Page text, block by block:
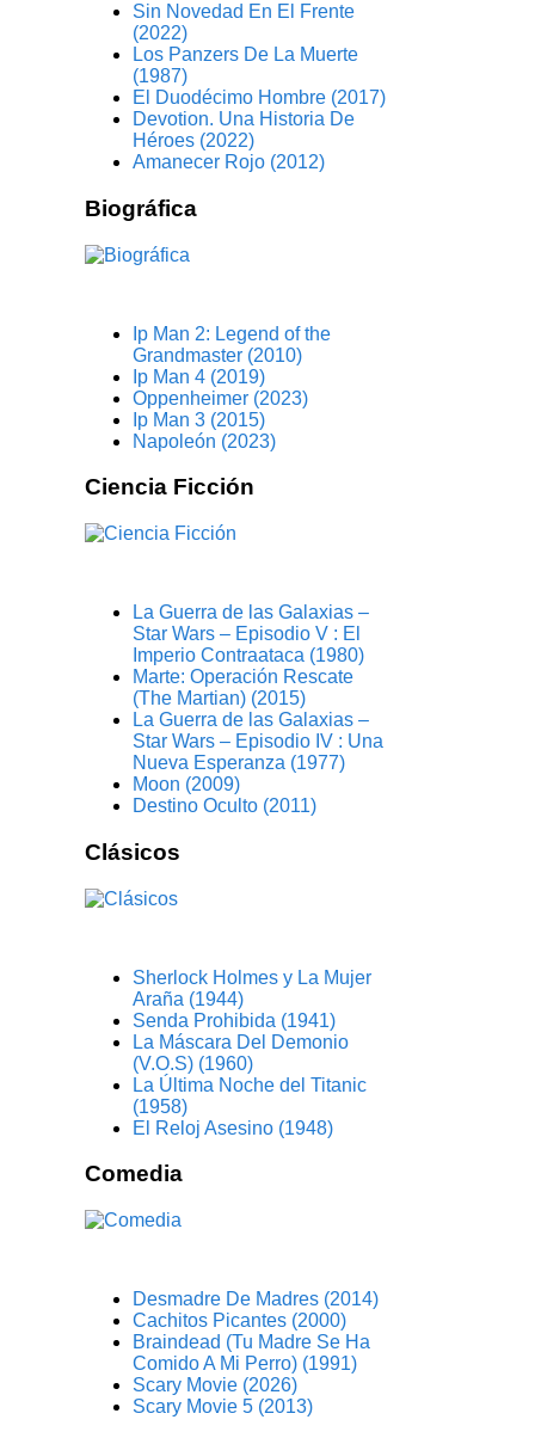
Sin Novedad En El Frente
(2022)
Los Panzers De La Muerte
(1987)
El Duodécimo Hombre (2017)
Devotion. Una Historia De
Héroes (2022)
Amanecer Rojo (2012)
Biográfica
Ip Man 2: Legend of the
Grandmaster (2010)
Ip Man 4 (2019)
Oppenheimer (2023)
Ip Man 3 (2015)
Napoleón (2023)
Ciencia Ficción
La Guerra de las Galaxias –
Star Wars – Episodio V : El
Imperio Contraataca (1980)
Marte: Operación Rescate
(The Martian) (2015)
La Guerra de las Galaxias –
Star Wars – Episodio IV : Una
Nueva Esperanza (1977)
Moon (2009)
Destino Oculto (2011)
Clásicos
Sherlock Holmes y La Mujer
Araña (1944)
Senda Prohibida (1941)
La Máscara Del Demonio
(V.O.S) (1960)
La Última Noche del Titanic
(1958)
El Reloj Asesino (1948)
Comedia
Desmadre De Madres (2014)
Cachitos Picantes (2000)
Braindead (Tu Madre Se Ha
Comido A Mi Perro) (1991)
Scary Movie (2026)
Scary Movie 5 (2013)